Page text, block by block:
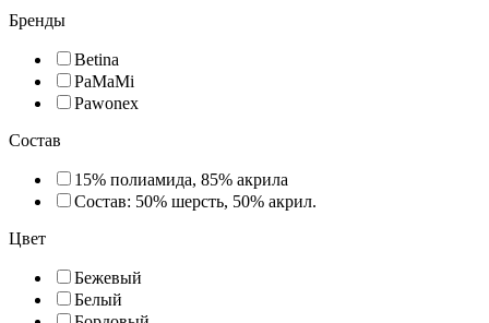
Бренды
Betina
PaMaMi
Pawonex
Состав
15% полиамида, 85% акрила
Состав: 50% шерсть, 50% акрил.
Цвет
Бежевый
Белый